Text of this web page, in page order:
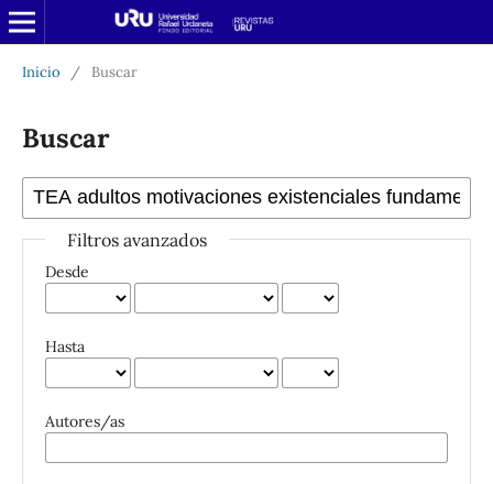
Inicio / Buscar
Buscar
Filtros avanzados
Desde
Hasta
Autores/as